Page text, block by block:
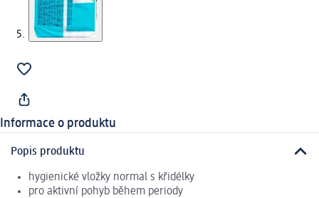
Informace o produktu
Popis produktu
hygienické vložky normal s křidélky
pro aktivní pohyb během periody